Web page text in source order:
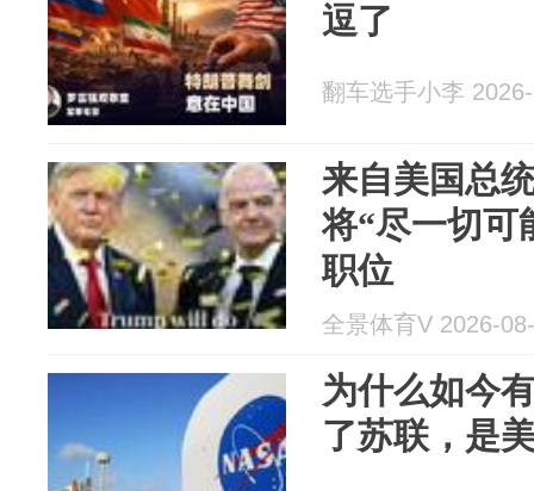
逗了
翻车选手小李
来自美国总
将“尽一切可
职位
全景体育V 2026-
为什么如今
了苏联，是